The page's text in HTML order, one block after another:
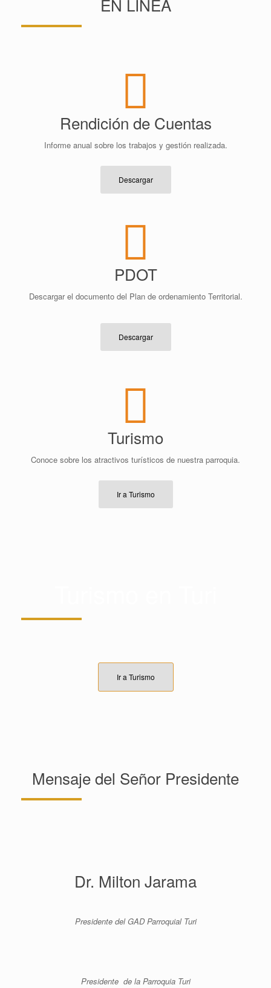
EN LINEA
Rendición de Cuentas
Informe anual sobre los trabajos y gestión realizada.
Descargar
PDOT
Descargar el documento del Plan de ordenamiento Territorial.
Descargar
Turismo
Conoce sobre los atractivos turísticos de nuestra parroquia.
Ir a Turismo
Ir a Turismo
Mensaje del Señor Presidente
Dr. Milton Jarama
Presidente del GAD Parroquial Turi
Presidente de la Parroquia Turi